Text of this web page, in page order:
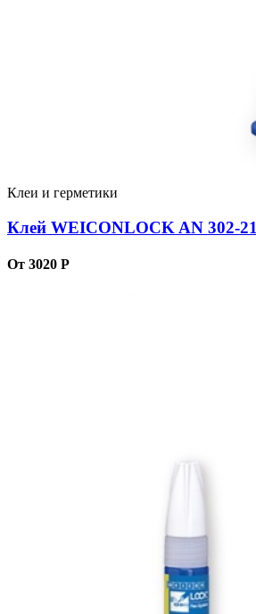
Клеи и герметики
Клей WEICONLOCK AN 302-21
От 3020 Р